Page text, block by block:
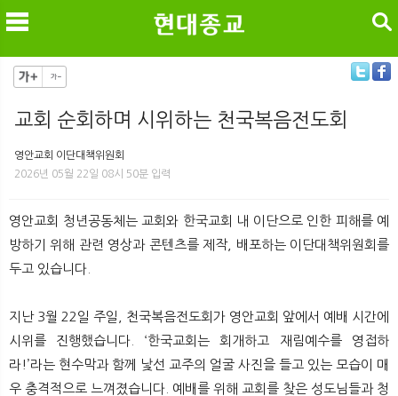
검색
교회 순회하며 시위하는 천국복음전도회
영안교회 이단대책위원회
2026년 05월 22일 08시 50분 입력
영안교회 청년공동체는 교회와 한국교회 내 이단으로 인한 피해를 예
방하기 위해 관련 영상과 콘텐츠를 제작, 배포하는 이단대책위원회를
두고 있습니다.
지난 3월 22일 주일, 천국복음전도회가 영안교회 앞에서 예배 시간에
시위를 진행했습니다. ‘한국교회는 회개하고 재림예수를 영접하
라!’라는 현수막과 함께 낯선 교주의 얼굴 사진을 들고 있는 모습이 매
우 충격적으로 느껴졌습니다. 예배를 위해 교회를 찾은 성도님들과 청